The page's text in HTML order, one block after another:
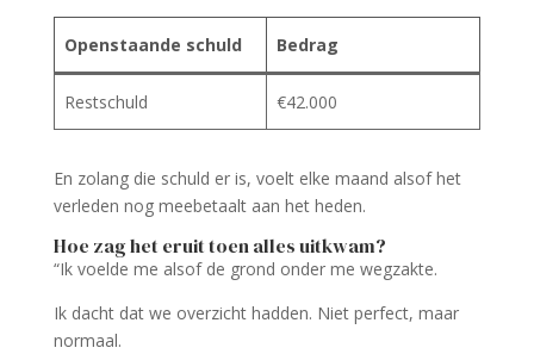
Openstaande schuld Bedrag
Restschuld €42.000
En zolang die schuld er is, voelt elke maand alsof het
verleden nog meebetaalt aan het heden.
Hoe zag het eruit toen alles uitkwam?
“Ik voelde me alsof de grond onder me wegzakte.
Ik dacht dat we overzicht hadden. Niet perfect, maar
normaal.